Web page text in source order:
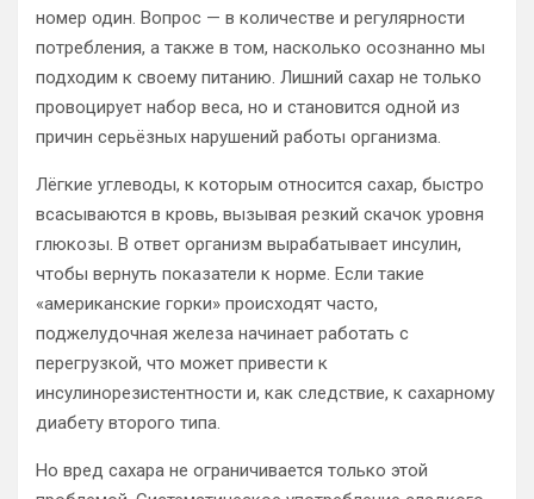
номер один. Вопрос — в количестве и регулярности
потребления, а также в том, насколько осознанно мы
подходим к своему питанию. Лишний сахар не только
провоцирует набор веса, но и становится одной из
причин серьёзных нарушений работы организма.
Лёгкие углеводы, к которым относится сахар, быстро
всасываются в кровь, вызывая резкий скачок уровня
глюкозы. В ответ организм вырабатывает инсулин,
чтобы вернуть показатели к норме. Если такие
«американские горки» происходят часто,
поджелудочная железа начинает работать с
перегрузкой, что может привести к
инсулинорезистентности и, как следствие, к сахарному
диабету второго типа.
Но вред сахара не ограничивается только этой